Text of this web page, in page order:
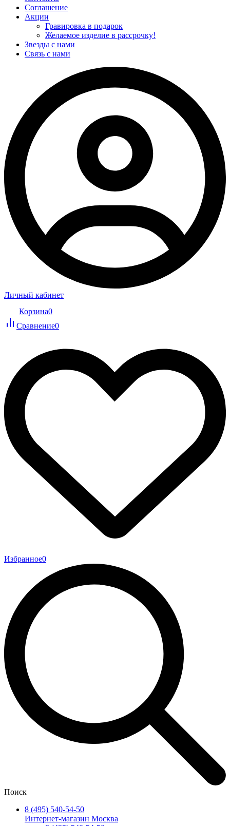
Соглашение
Акции
Гравировка в подарок
Желаемое изделие в рассрочку!
Звезды с нами
Связь с нами
Личный кабинет
Корзина0
Сравнение0
Избранное0
Поиск
8 (495) 540-54-50
Интернет-магазин Москва